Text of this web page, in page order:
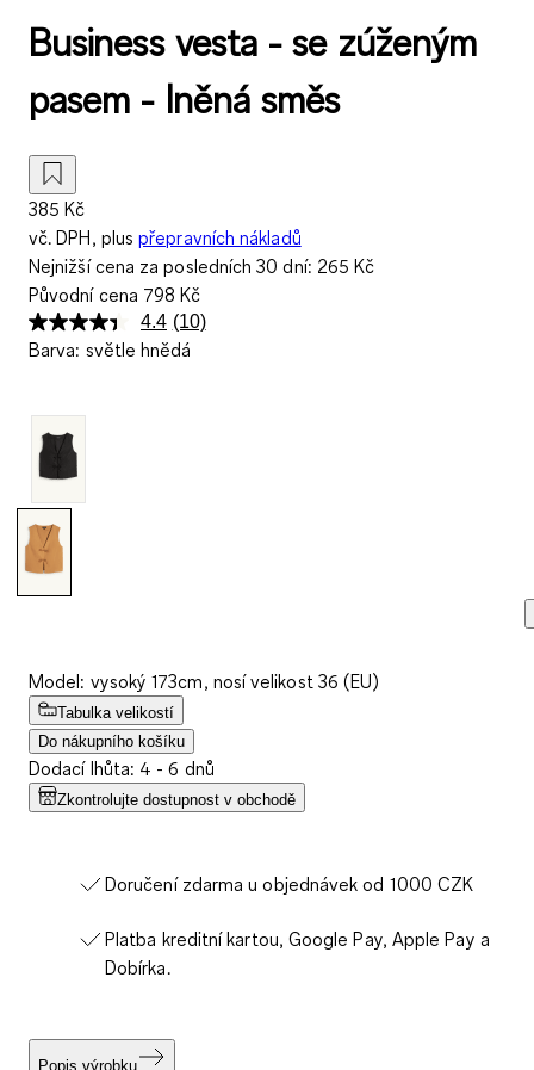
Business vesta - se zúženým
pasem - lněná směs
385 Kč
vč. DPH, plus přepravních nákladů
Nejnižší cena za posledních 30 dní: 265 Kč
Původní cena 798 Kč
4.4 Přečtěte
si
(10)
Barva: světle hnědá
Model: vysoký 173cm, nosí velikost 36 (EU)
Tabulka velikostí
Do nákupního košíku
Dodací lhůta: 4 - 6 dnů
Zkontrolujte dostupnost v obchodě
Doručení zdarma u objednávek od 1000 CZK
Platba kreditní kartou, Google Pay, Apple Pay a
Dobírka.
Popis výrobku